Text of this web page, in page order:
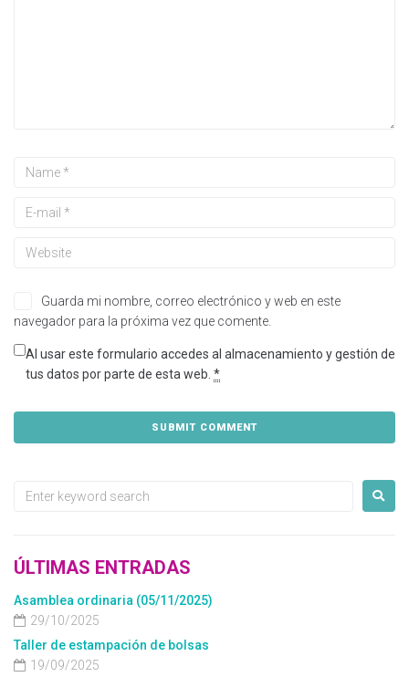
Guarda mi nombre, correo electrónico y web en este
navegador para la próxima vez que comente.
Al usar este formulario accedes al almacenamiento y gestión de
tus datos por parte de esta web. *
ÚLTIMAS ENTRADAS
Asamblea ordinaria (05/11/2025)
29/10/2025
Taller de estampación de bolsas
19/09/2025